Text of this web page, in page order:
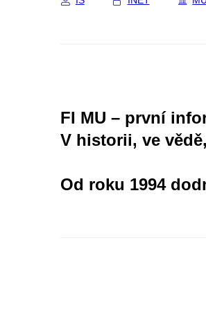
FI MU – první
V historii, ve
Od roku 1994